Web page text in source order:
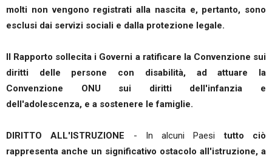
molti non vengono registrati alla nascita e, pertanto, sono
esclusi dai servizi sociali e dalla protezione legale.
Il Rapporto sollecita i Governi a ratificare la Convenzione sui
diritti delle persone con disabilità, ad attuare la
Convenzione ONU sui diritti dell'infanzia e
dell'adolescenza, e a sostenere le famiglie.
DIRITTO ALL'ISTRUZIONE - In alcuni Paesitutto ciò
rappresenta anche un significativo ostacolo all'istruzione, a